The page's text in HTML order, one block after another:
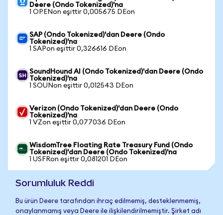
Deere (Ondo Tokenized)'na
1 OPENon eşittir 0,005675 DEon
SAP (Ondo Tokenized)'dan Deere (Ondo
Tokenized)'na
1 SAPon eşittir 0,326616 DEon
SoundHound AI (Ondo Tokenized)'dan Deere (Ondo
Tokenized)'na
1 SOUNon eşittir 0,012543 DEon
Verizon (Ondo Tokenized)'dan Deere (Ondo
Tokenized)'na
1 VZon eşittir 0,077036 DEon
WisdomTree Floating Rate Treasury Fund (Ondo
Tokenized)'dan Deere (Ondo Tokenized)'na
1 USFRon eşittir 0,081201 DEon
Sorumluluk Reddi
Bu ürün Deere tarafından ihraç edilmemiş, desteklenmemiş,
onaylanmamış veya Deere ile ilişkilendirilmemiştir. Şirket adı